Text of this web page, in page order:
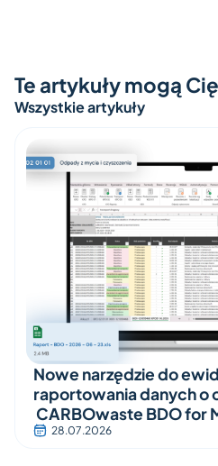
Te artykuły mogą
Wszystkie artykuły
Nowe narzędzie do
raportowania danych o
CARBOwaste BDO for
28.07.2026